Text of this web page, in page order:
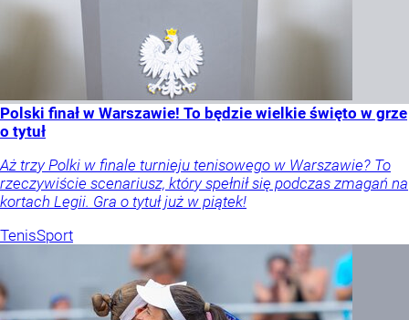
Polski finał w Warszawie! To będzie wielkie święto w grze
o tytuł
Aż trzy Polki w finale turnieju tenisowego w Warszawie? To
rzeczywiście scenariusz, który spełnił się podczas zmagań na
kortach Legii. Gra o tytuł już w piątek!
TenisSport